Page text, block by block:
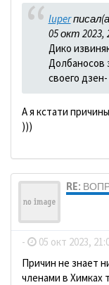
luper
05 окт 2023,
Дико
Долбаносов
своего
А я кстати
)))
RE:
- 05 окт 2023,
Причин не знает
членами в Химках